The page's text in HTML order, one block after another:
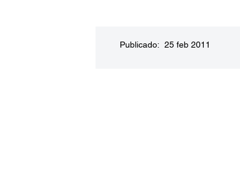
Publicado: 25 feb 2011